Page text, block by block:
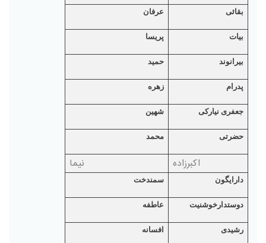
بقائی عرفان
بیات پریسا
بیرانوند حمید
پدرام زهره
جعفری نیارکی شهین
حضرتی محمد
اکبرزاده نیما
دارایگون سمندخت
دوستدارخوشنیت عاطفه
رشیدی افسانه